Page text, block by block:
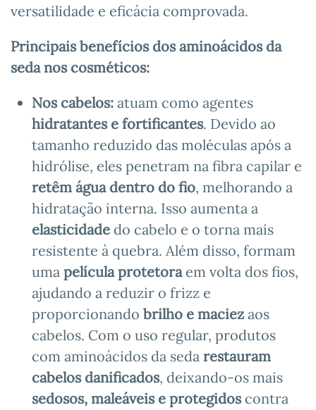
versatilidade e eficácia comprovada.
Principais benefícios dos aminoácidos da
seda nos cosméticos:
Nos cabelos: atuam como agentes
hidratantes e fortificantes. Devido ao
tamanho reduzido das moléculas após a
hidrólise, eles penetram na fibra capilar e
retêm água dentro do fio, melhorando a
hidratação interna. Isso aumenta a
elasticidade do cabelo e o torna mais
resistente à quebra. Além disso, formam
uma película protetoraem volta dos fios,
ajudando a reduzir o frizz e
proporcionando brilho e maciez aos
cabelos. Com o uso regular, produtos
com aminoácidos da seda restauram
cabelos danificados, deixando-os mais
sedosos, maleáveis e protegidoscontra